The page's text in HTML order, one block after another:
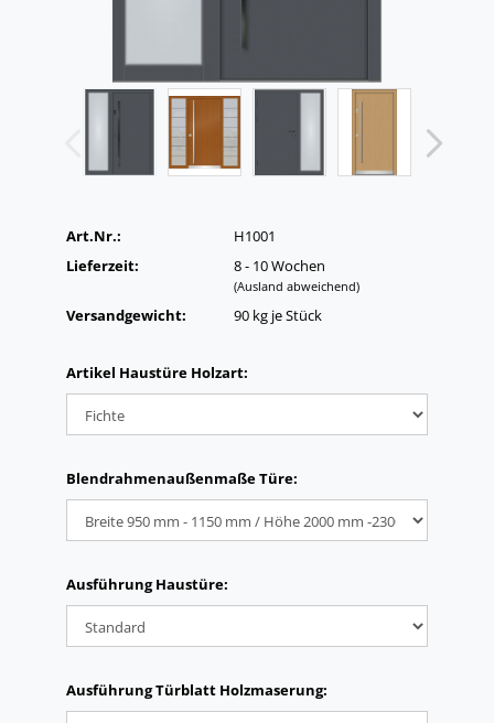
Art.Nr.:
H1001
Lieferzeit:
8 - 10 Wochen
(Ausland abweichend)
Versandgewicht: 90kg je Stück
Artikel Haustüre Holzart:
Blendrahmenaußenmaße Türe:
Ausführung Haustüre:
Ausführung Türblatt Holzmaserung: